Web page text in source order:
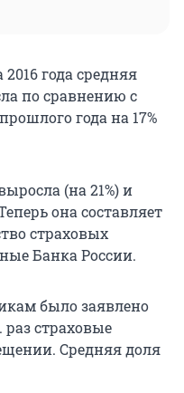
года средняя
по сравнению с
года на 17%
(на 21%) и
она составляет
страховых
Банка России.
было заявлено
раз страховые
Средняя доля